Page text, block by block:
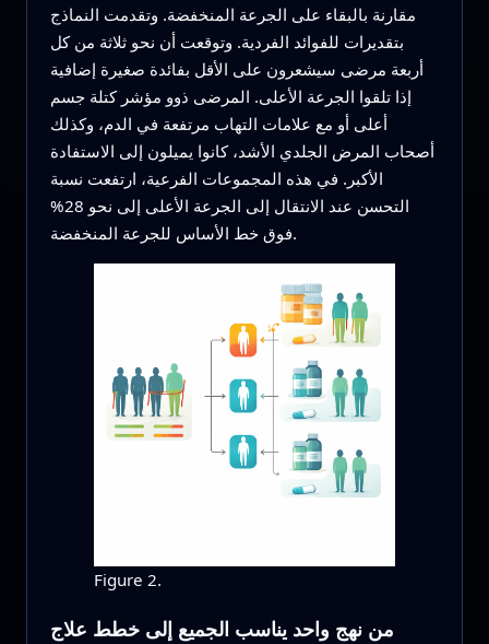
مقارنة بالبقاء على الجرعة المنخفضة. وتقدمت النماذج
بتقديرات للفوائد الفردية. وتوقعت أن نحو ثلاثة من كل
أربعة مرضى سيشعرون على الأقل بفائدة صغيرة إضافية
إذا تلقوا الجرعة الأعلى. المرضى ذوو مؤشر كتلة جسم
أعلى أو مع علامات التهاب مرتفعة في الدم، وكذلك
أصحاب المرض الجلدي الأشد، كانوا يميلون إلى الاستفادة
الأكبر. في هذه المجموعات الفرعية، ارتفعت نسبة
التحسن عند الانتقال إلى الجرعة الأعلى إلى نحو 28%
فوق خط الأساس للجرعة المنخفضة.
Figure 2.
من نهج واحد يناسب الجميع إلى خطط علاج